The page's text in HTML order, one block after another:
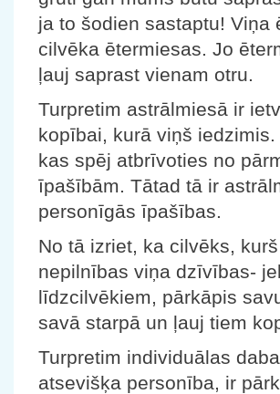
ja to šodien sastaptu! Viņa
cilvēka ētermiesas. Jo
ļauj saprast vienam otru.
Turpretim astrālmiesā ir
kopībai, kurā viņš
kas spēj atbrīvoties no
īpašībām. Tātad tā ir
personīgās īpašības.
No tā izriet, ka cilvēks,
nepilnības viņa dzīvības-
līdzcilvēkiem, pārkāpis
savā starpā un ļauj tiem
Turpretim individuālas
atsevišķa personība, ir